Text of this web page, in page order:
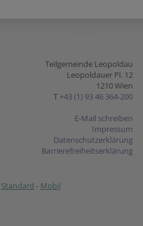
Teilgemeinde Leopoldau
Leopoldauer Pl. 12
1210 Wien
T +43 (1) 93 46 364-200
E-Mail schreiben
Impressum
Datenschutzerklärung
Barrierefreiheitserklärung
Standard - Mobil